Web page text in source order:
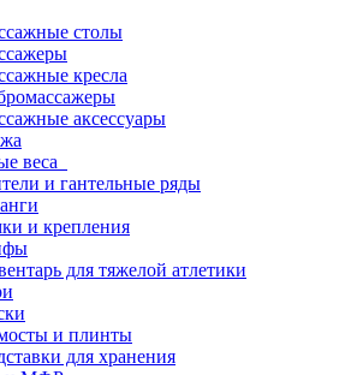
столы
кресла
аксессуары
веса
и гантельные ряды
и крепления
для тяжелой атлетики
и плинты
для хранения